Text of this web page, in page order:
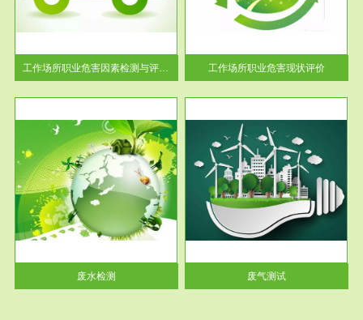
工作场所职业危害因素检测与评价...
【现状评价意义】：具体因素---
-通过质谱分析等多种手段明确
工作场...
工作场所职业危害现状评价
废水检测
服务范围
废气测试
检测范围工业废气检测包括有机
废气和无机废气。有机废气主要
包括...
废气测试